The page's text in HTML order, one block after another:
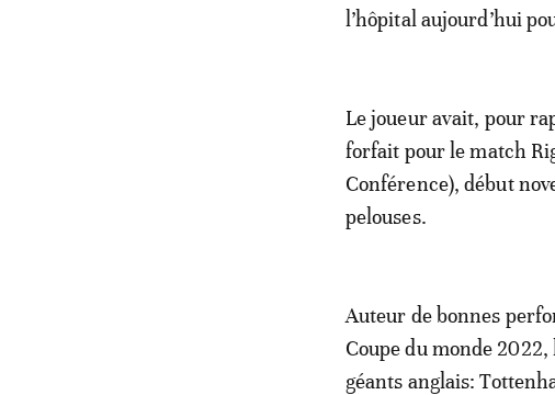
l’hôpital aujourd’hui
Le joueur avait, pour
forfait pour le match
Conférence), début
pelouses.
Auteur de bonnes
Coupe du monde
géants anglais: